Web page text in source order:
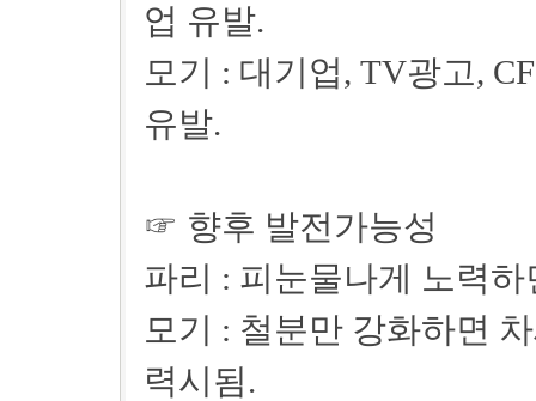
업 유발.
모기 : 대기업, TV광고,
유발.
☞ 향후 발전가능성
파리 : 피눈물나게 노력
모기 : 철분만 강화하면
력시됨.